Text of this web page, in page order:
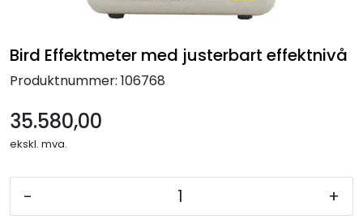
Bird Effektmeter med justerbart effektnivå
Produktnummer: 106768
35.580,00
ekskl. mva.
- +
Kampanjer
Outlet